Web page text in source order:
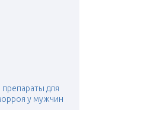
препараты для
у мужчин